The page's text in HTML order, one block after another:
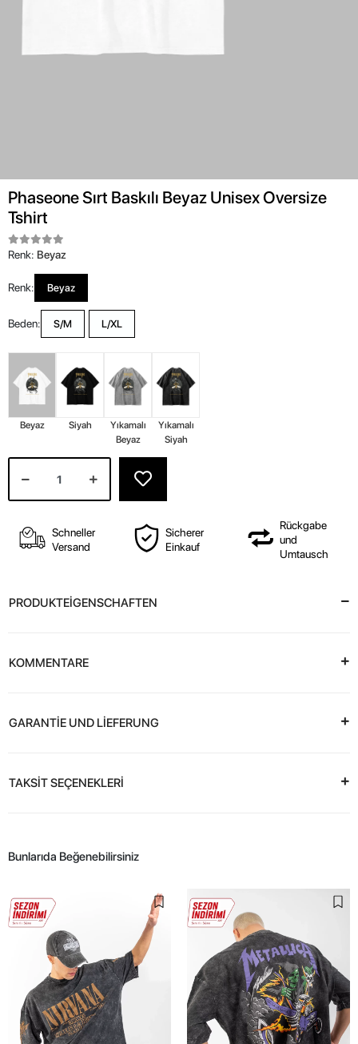
Phaseone Sırt Baskılı Beyaz Unisex Oversize
Tshirt
Renk: Beyaz
Renk: Beyaz
Beden: S/M L/XL
Beyaz Siyah
Yıkamalı
Beyaz
Yıkamalı
Siyah
Schneller
Versand
Sicherer
Einkauf
Rückgabe
und
Umtausch
PRODUKTEİGENSCHAFTEN
KOMMENTARE
GARANTİE UND LİEFERUNG
TAKSİT SEÇENEKLERİ
Bunlarıda Beğenebilirsiniz